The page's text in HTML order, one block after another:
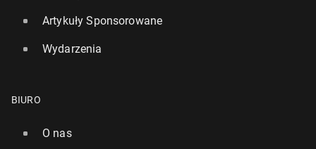
Artykuły Sponsorowane
Wydarzenia
BIURO
O nas